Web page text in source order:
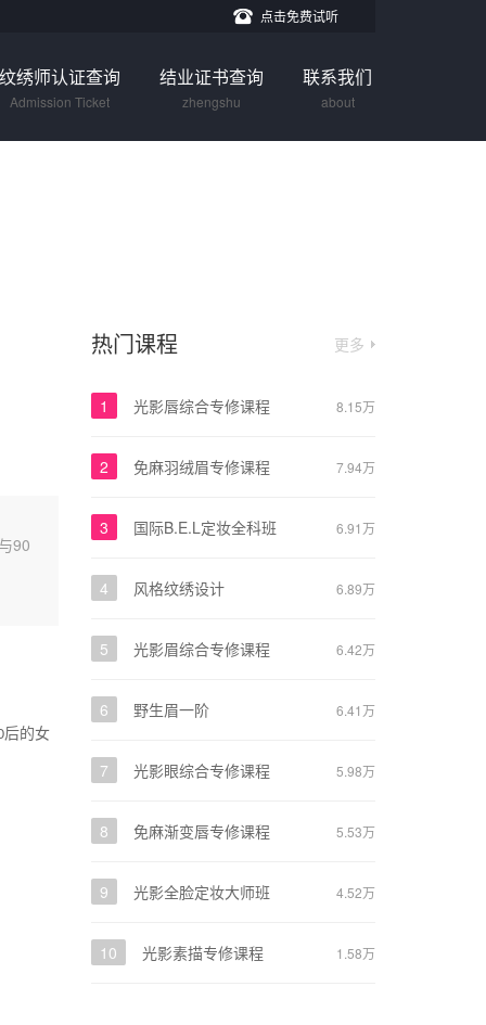
点击免费试听
纹绣师认证查询
Admission Ticket
结业证书查询
zhengshu
联系我们
about
90
后的女
更多
热门课程
8.15万
1 光影唇综合专修课程
7.94万
2 免麻羽绒眉专修课程
6.91万
3 国际B.E.L定妆全科班
6.89万
4 风格纹绣设计
6.42万
5 光影眉综合专修课程
6.41万
6 野生眉一阶
5.98万
7 光影眼综合专修课程
5.53万
8 免麻渐变唇专修课程
4.52万
9 光影全脸定妆大师班
1.58万
10 光影素描专修课程